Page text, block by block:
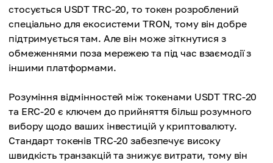
стосується USDT TRC-20, то токен розроблений
спеціально для екосистеми TRON, тому він добре
підтримується там. Але він може зіткнутися з
обмеженнями поза мережею та під час взаємодії з
іншими платформами.
Розуміння відмінностей між токенами USDT TRC-20
та ERC-20 є ключем до прийняття більш розумного
вибору щодо ваших інвестицій у криптовалюту.
Стандарт токенів TRC-20 забезпечує високу
швидкість транзакцій та знижує витрати, тому він